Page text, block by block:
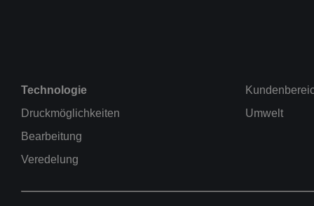
Technologie
Druckmöglichkeiten
Bearbeitung
Veredelung
Umwelt